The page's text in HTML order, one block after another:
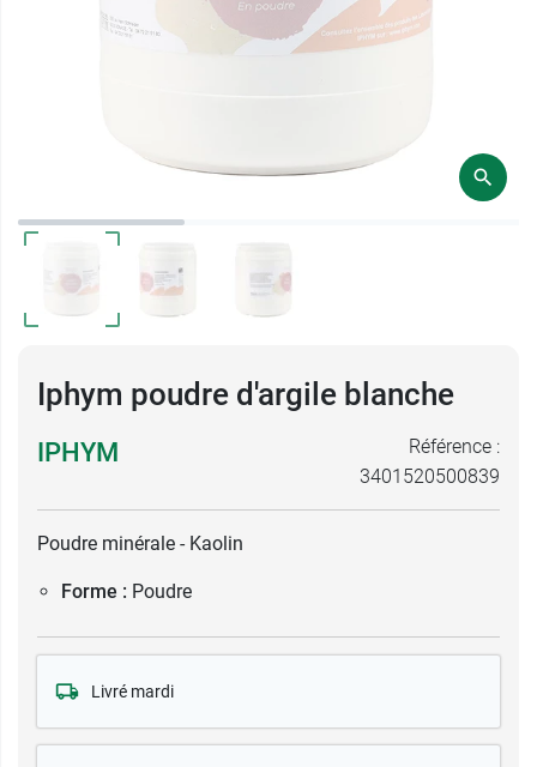
Iphym poudre d'argile blanche
IPHYM
Référence :
3401520500839
Poudre minérale - Kaolin
Forme : Poudre
Livré mardi